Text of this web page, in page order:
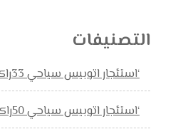
التصنيفات
‘استئجار اتوبيس سياحي 33راكب
‘استئجار اتوبيس سياحي 50راكب